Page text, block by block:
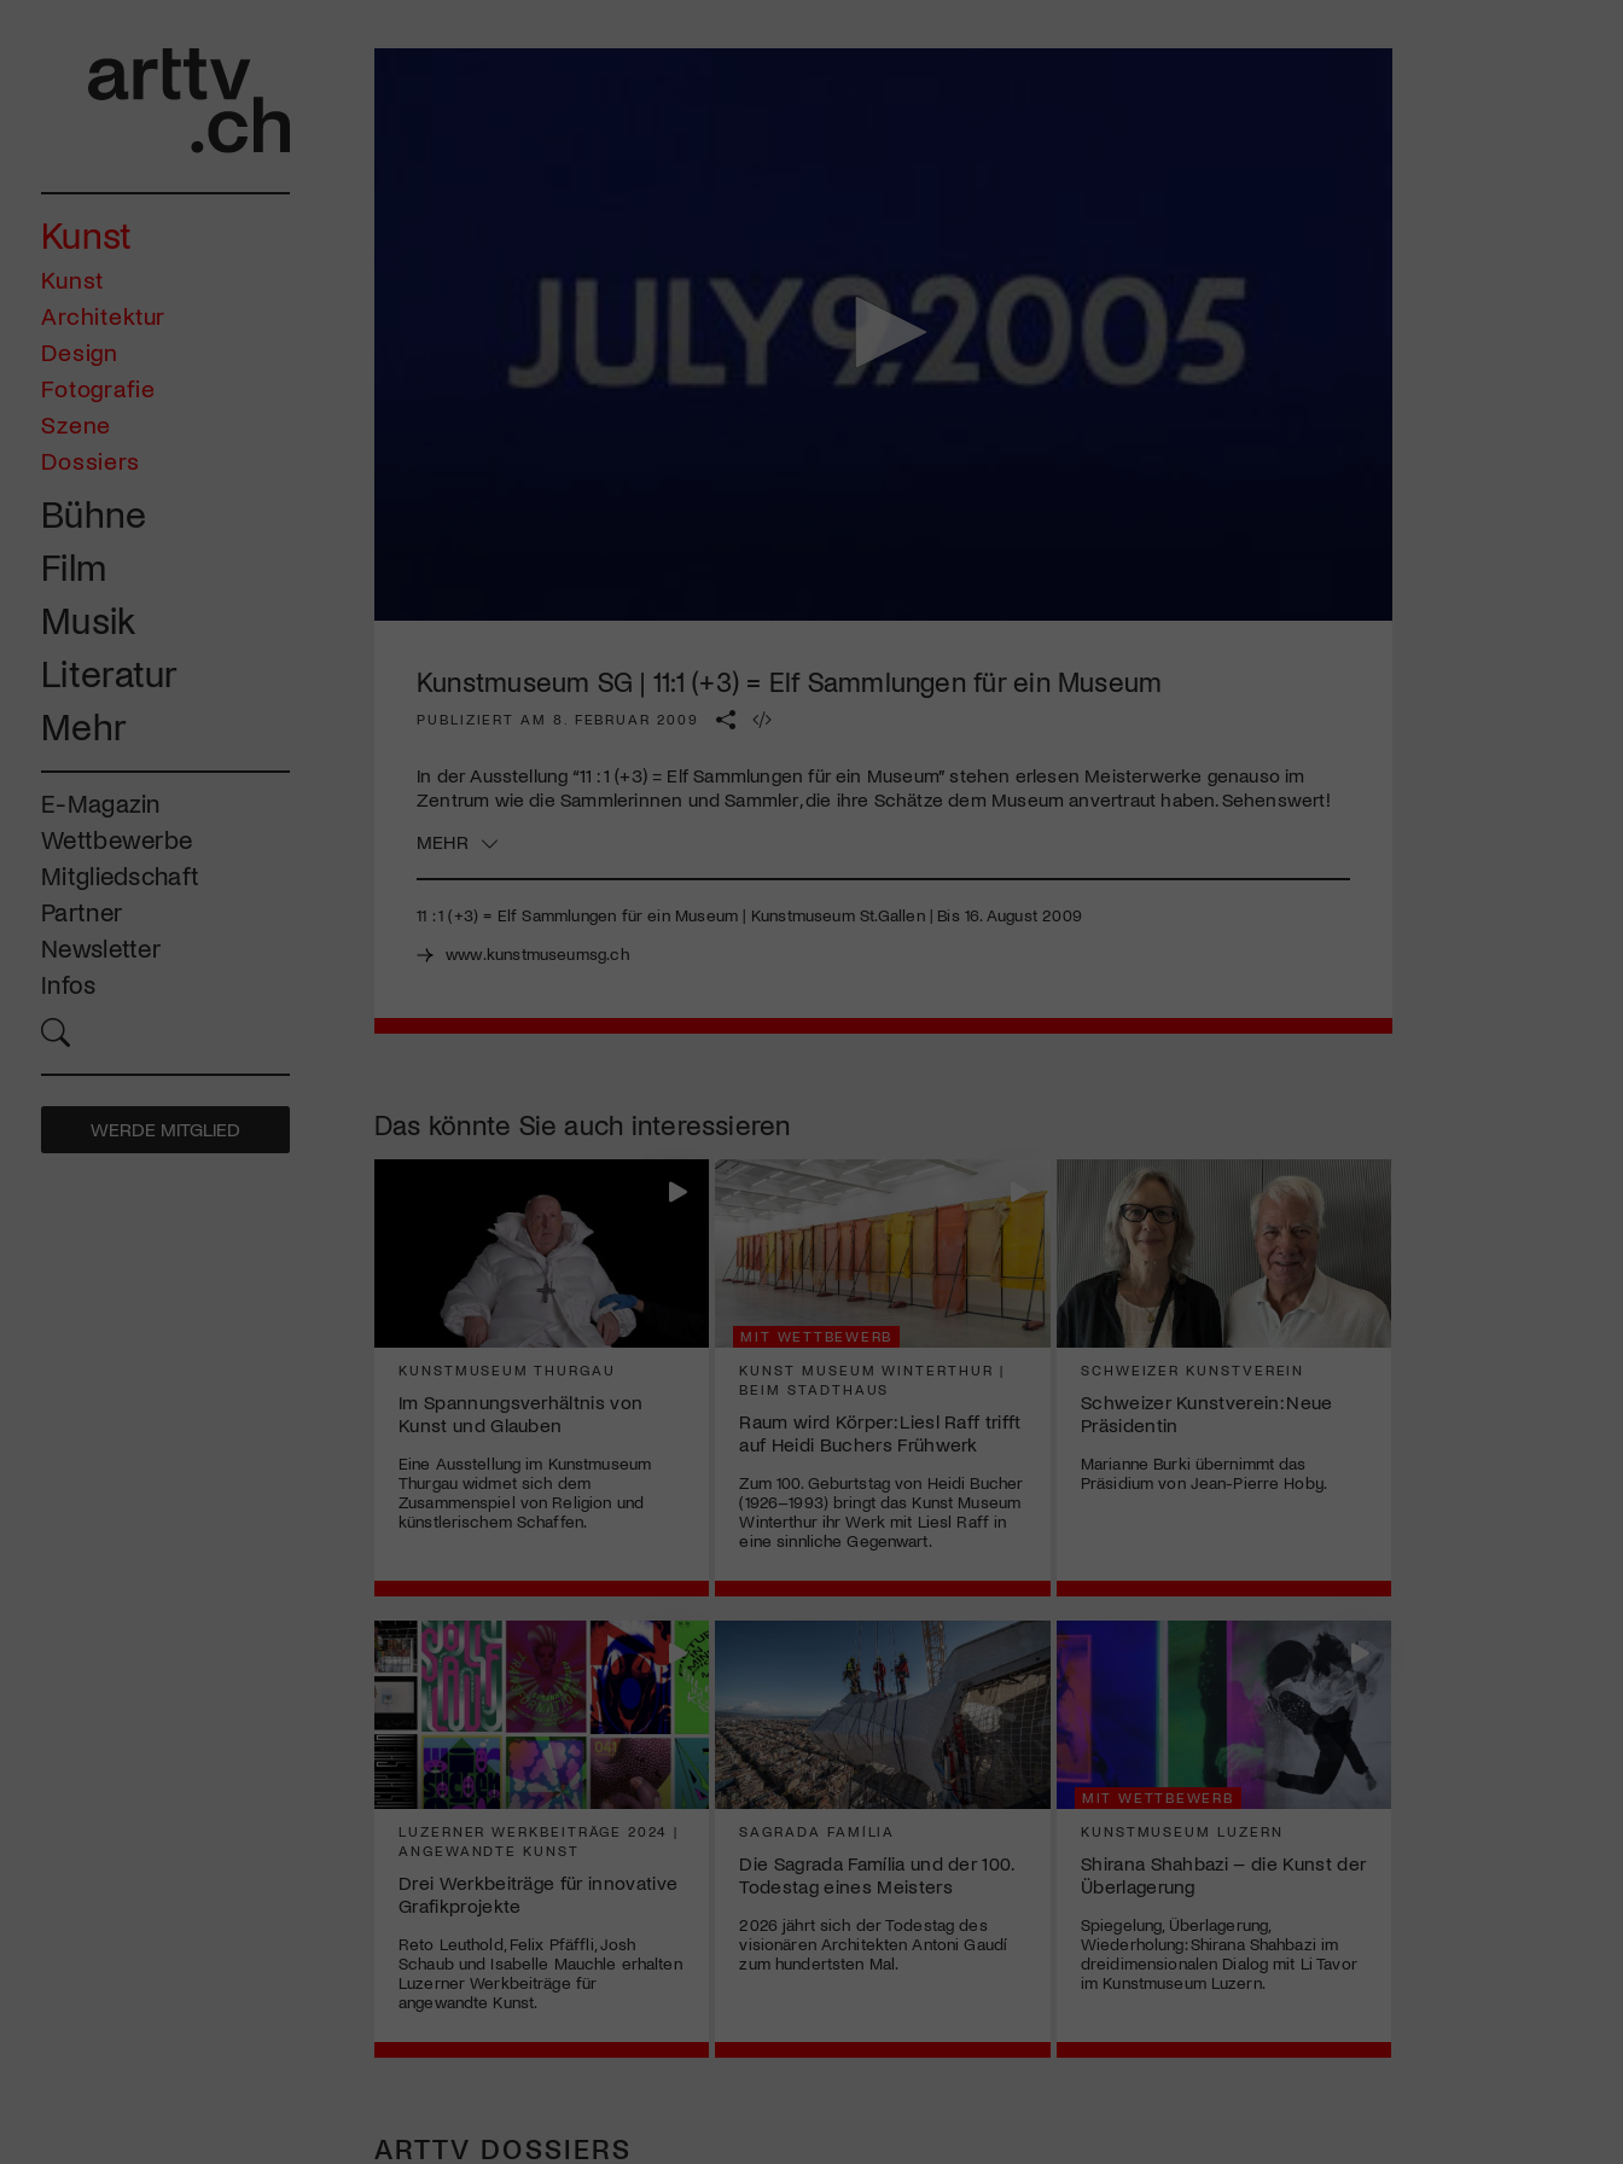
Kunst
Kunst
Architektur
Design
Fotografie
Szene
Dossiers
Bühne
Film
Musik
Literatur
Mehr
E-Magazin
Wettbewerbe
Mitgliedschaft
Partner
Newsletter
Infos
WERDE MITGLIED
Kunstmuseum SG | 11:1 (+3) = Elf Sammlungen für ein Museum
PUBLIZIERT AM 8. FEBRUAR 2009
In der Ausstellung “11 : 1 (+3) = Elf Sammlungen für ein Museum” stehen erlesen Meisterwerke genauso im
Zentrum wie die Sammlerinnen und Sammler, die ihre Schätze dem Museum anvertraut haben. Sehenswert!
MEHR
11 : 1 (+3) = Elf Sammlungen für ein Museum | Kunstmuseum St.Gallen | Bis 16. August 2009
www.kunstmuseumsg.ch
Das könnte Sie auch interessieren
KUNSTMUSEUM THURGAU
Im Spannungsverhältnis von
Kunst und Glauben
Eine Ausstellung im Kunstmuseum
Thurgau widmet sich dem
Zusammenspiel von Religion und
künstlerischem Schaffen.
MIT WETTBEWERB
KUNST MUSEUM WINTERTHUR |
BEIM STADTHAUS
Raum wird Körper: Liesl Raff trifft
auf Heidi Buchers Frühwerk
Zum 100. Geburtstag von Heidi Bucher
(1926–1993) bringt das Kunst Museum
Winterthur ihr Werk mit Liesl Raff in
eine sinnliche Gegenwart.
SCHWEIZER KUNSTVEREIN
Schweizer Kunstverein: Neue
Präsidentin
Marianne Burki übernimmt das
Präsidium von Jean-Pierre Hoby.
LUZERNER WERKBEITRÄGE 2024 |
ANGEWANDTE KUNST
Drei Werkbeiträge für innovative
Grafikprojekte
Reto Leuthold, Felix Pfäffli, Josh
Schaub und Isabelle Mauchle erhalten
Luzerner Werkbeiträge für
angewandte Kunst.
SAGRADA FAMÍLIA
Die Sagrada Família und der 100.
Todestag eines Meisters
2026 jährt sich der Todestag des
visionären Architekten Antoni Gaudí
zum hundertsten Mal.
MIT WETTBEWERB
KUNSTMUSEUM LUZERN
Shirana Shahbazi – die Kunst der
Überlagerung
Spiegelung, Überlagerung,
Wiederholung: Shirana Shahbazi im
dreidimensionalen Dialog mit Li Tavor
im Kunstmuseum Luzern.
ARTTV DOSSIERS
diversen Kulturevents.
Jetzt Mitglied werden